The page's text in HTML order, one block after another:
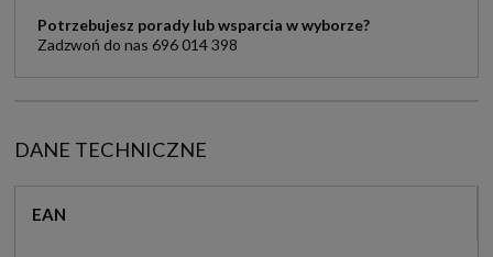
Potrzebujesz porady lub wsparcia w wyborze?
Zadzwoń do nas 696 014 398
DANE TECHNICZNE
EAN